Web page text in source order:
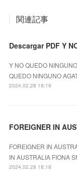
関連記事
Descargar PDF Y
Y NO QUEDO
QUEDO NINGUNO
2024.02.28 18:19
FOREIGNER IN
FOREIGNER IN
IN AUSTRALIA FIONA
2024.02.28 18:18